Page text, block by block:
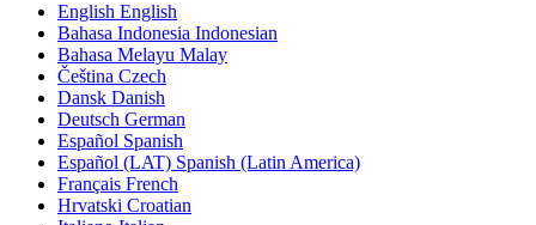
English English
Bahasa Indonesia Indonesian
Bahasa Melayu Malay
Čeština Czech
Dansk Danish
Deutsch German
Español Spanish
Español (LAT) Spanish (Latin America)
Français French
Hrvatski Croatian